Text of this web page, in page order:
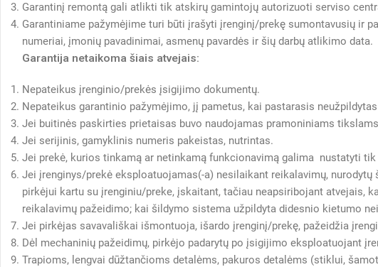
Garantinį remontą gali atlikti tik atskirų gamintojų autorizuoti serviso
Garantiniame pažymėjime turi būti įrašyti įrenginį/prekę sumontavusių ir
numeriai, įmonių pavadinimai, asmenų pavardės ir šių darbų atlikimo data.
Garantija netaikoma šiais atvejais:
Nepateikus įrenginio/prekės įsigijimo dokumentų.
Nepateikus garantinio pažymėjimo, jį pametus, kai pastarasis
Jei buitinės paskirties prietaisas buvo naudojamas pramoniniams
Jei serijinis, gamyklinis numeris pakeistas, nutrintas.
Jei prekė, kurios tinkamą ar netinkamą funkcionavimą galima nustatyti
Jei įrenginys/prekė eksploatuojamas(-a) nesilaikant reikalavimų,
pirkėjui kartu su įrenginiu/preke, įskaitant, tačiau neapsiribojant
reikalavimų pažeidimo; kai šildymo sistema užpildyta didesnio kietumo
Jei pirkėjas savavališkai išmontuoja, išardo įrenginį/prekę, pažeidžia
Dėl mechaninių pažeidimų, pirkėjo padarytų po įsigijimo eksploatuojant
Trapioms, lengvai dūžtančioms detalėms, pakuros detalėms (stiklui,